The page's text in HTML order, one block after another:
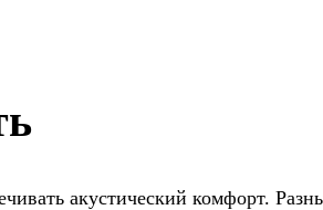
акустический комфорт.